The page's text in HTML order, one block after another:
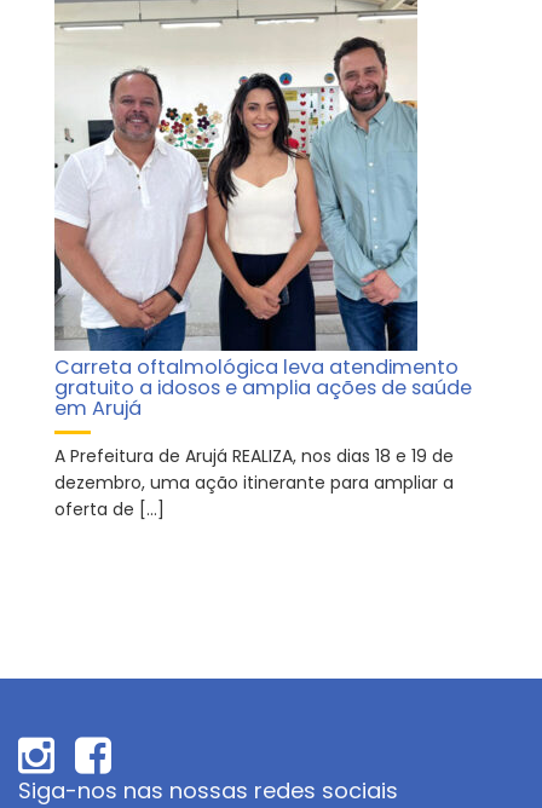
Carreta oftalmológica leva atendimento
gratuito a idosos e amplia ações de saúde
em Arujá
A Prefeitura de Arujá REALIZA, nos dias 18 e 19 de
dezembro, uma ação itinerante para ampliar a
oferta de […]
Siga-nos nas nossas redes sociais